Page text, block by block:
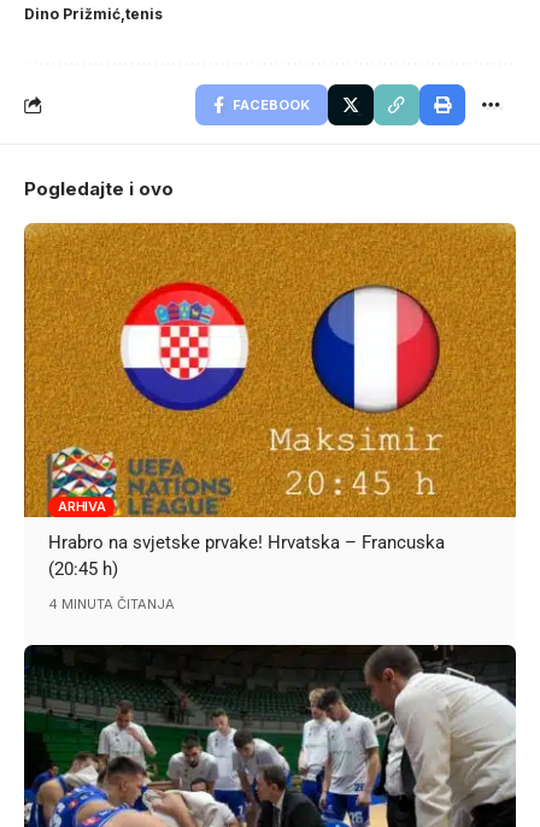
Dino Prižmić tenis
FACEBOOK
Pogledajte i ovo
ARHIVA
Hrabro na svjetske prvake! Hrvatska – Francuska
(20:45 h)
4 MINUTA ČITANJA